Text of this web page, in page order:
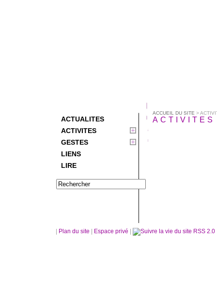
ACTUALITES
ACTIVITES
GESTES
LIENS
LIRE
ACCUEIL DU SITE >
ACTIVITES
Plan du site Espace privé RSS 2.0